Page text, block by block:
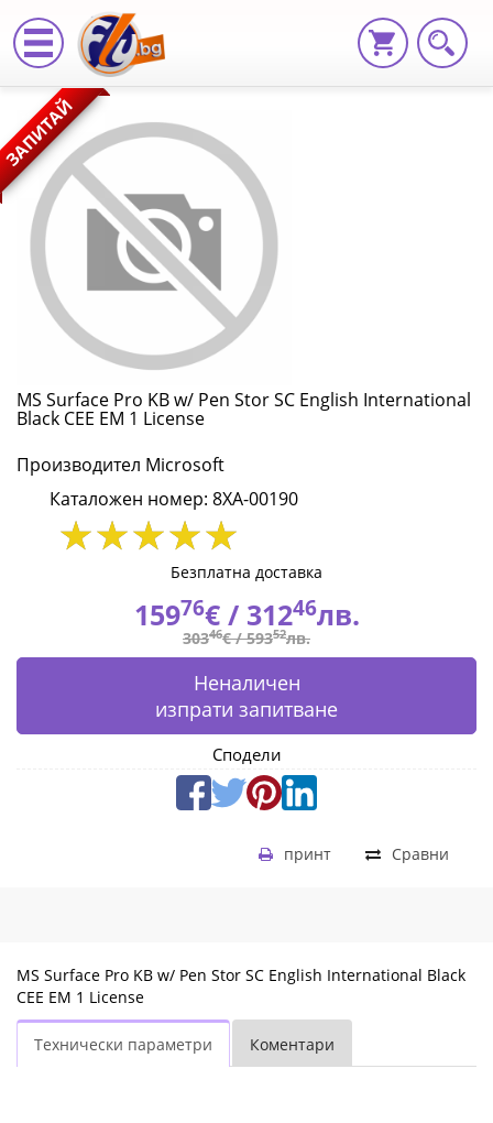
MS
Surface
Pro
KB
w/
Pen
Stor
SC
English
International
Black
1
License
8XA-
00190
ЗАПИТАЙ
MS Surface Pro KB w/ Pen Stor SC English International
Black CEE EM 1 License
Производител Microsoft
Каталожен номер: 8XA-00190
Безплатна доставка
15976€ / 31246лв.
30346€ /59352лв.
Неналичен
изпрати запитване
Сподели
Сравни
принт
MS Surface Pro KB w/ Pen Stor SC English International Black
CEE EM 1 License
Технически параметри Коментари